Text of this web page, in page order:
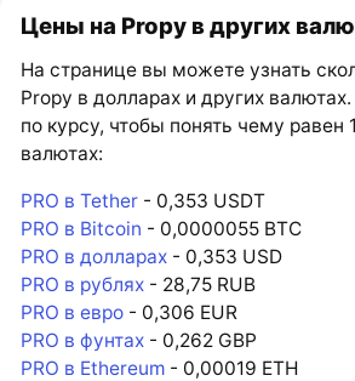
Цены на Propy в других
На странице вы можете узнать
Propy в долларах и других
по курсу, чтобы понять чему равен
валютах:
PRO в Tether - 0,353 USDT
PRO в Bitcoin - 0,0000055 BTC
PRO в долларах - 0,353 USD
PRO в рублях - 28,75 RUB
PRO в евро - 0,306 EUR
PRO в фунтах - 0,262 GBP
PRO в Ethereum - 0,00019 ETH